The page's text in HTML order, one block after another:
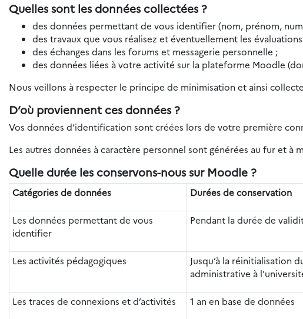
Quelles sont les données collectées ?
des données permettant de vous identifier (nom, prénom,
des travaux que vous réalisez et éventuellement les évaluations
des échanges dans les forums et messagerie personnelle ;
des données liées à votre activité sur la plateforme Moodle
Nous veillons à respecter le principe de minimisation et ainsi
D’où proviennent ces données ?
Vos données d’identification sont créées lors de votre première
Les autres données à caractère personnel sont générées au fur et
Quelle durée les conservons-nous sur Moodle ?
Catégories de données Durées de conservation
Les données permettant de vous
identifier
Pendant la durée de
Les activités pédagogiques
Jusqu’à la réinitialisation
administrative à
Les traces de connexions et d’activités 1 an en base de données